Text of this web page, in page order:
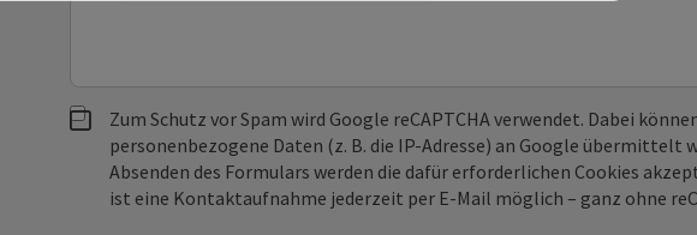
Zum Schutz vor Spam wird Google reCAPTCHA verwendet. Dabei
personenbezogene Daten (z. B. die IP-Adresse) an Google übermittelt
Absenden des Formulars werden die dafür erforderlichen Cookies
ist eine Kontaktaufnahme jederzeit per E-Mail möglich – ganz ohne